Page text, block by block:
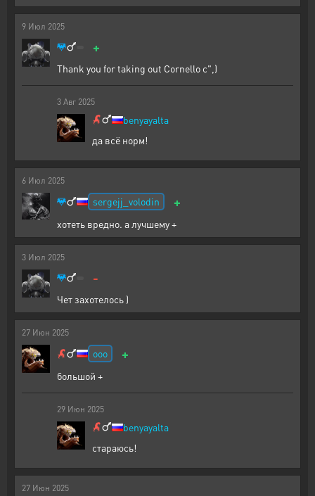
9 Июл 2025
+
Thank you for taking out Cornello c",)
3 Авг 2025
benyayalta
да всё норм!
6 Июл 2025
sergejj_volodin +
хотеть вредно. а лучшему +
3 Июл 2025
-
Чет захотелось )
27 Июн 2025
ooo +
большой +
29 Июн 2025
benyayalta
стараюсь!
27 Июн 2025